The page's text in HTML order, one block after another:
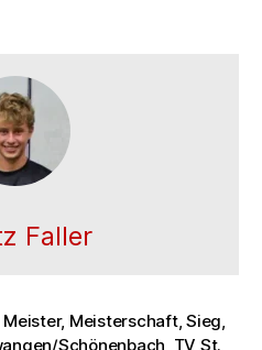
Faller
Meister, Meisterschaft,Sieg
Schönenbach TV St.